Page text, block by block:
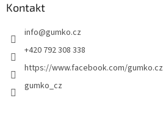
Kontakt
info@gumko.cz
+420 792 308 338
https://www.facebook.com/gumko.cz
gumko_cz